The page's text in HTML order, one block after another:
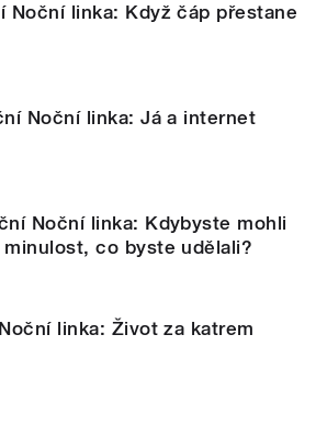
Noční linka: Když čáp přestane
Noční linka: Já a internet
Noční linka: Kdybyste mohli
co byste udělali?
linka: Život za katrem